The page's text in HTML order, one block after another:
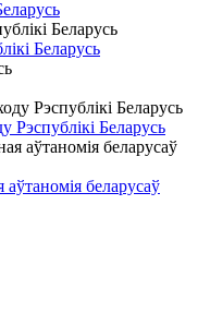
Беларусь
Рэспублікі Беларусь
беларусаў